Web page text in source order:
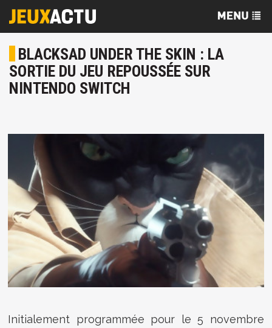
BLACKSAD UNDER THE SKIN : LA
SORTIE DU JEU REPOUSSÉE SUR
NINTENDO SWITCH
Initialement programmée pour le 5 novembre